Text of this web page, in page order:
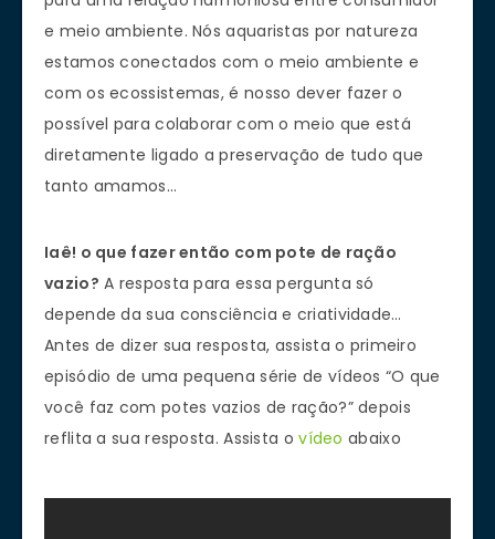
e meio ambiente. Nós aquaristas por natureza
estamos conectados com o meio ambiente e
com os ecossistemas, é nosso dever fazer o
possível para colaborar com o meio que está
diretamente ligado a preservação de tudo que
tanto amamos…
Iaê! o que fazer então com pote de ração
vazio? A resposta para essa pergunta só
depende da sua consciência e criatividade…
Antes de dizer sua resposta, assista o primeiro
episódio de uma pequena série de vídeos “O que
você faz com potes vazios de ração?” depois
reflita a sua resposta. Assista ovídeo abaixo